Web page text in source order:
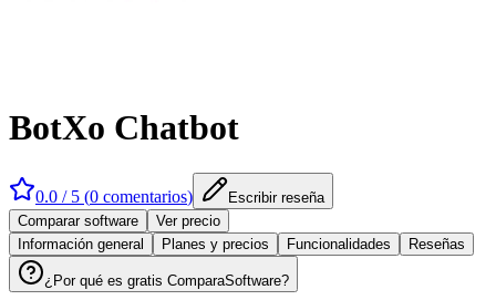
BotXo Chatbot
0.0 / 5 (0 comentarios)
Escribir reseña
Comparar software
Ver precio
Información general
Planes y precios Funcionalidades Reseñas
¿Por qué es gratis ComparaSoftware?